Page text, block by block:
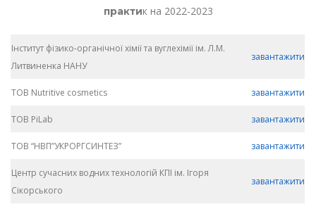
практик на 2022-2023
Інститут фізико-органічної хімії та вуглехімії ім. Л.М.
Литвиненка НАНУ
завантажити
ТОВ Nutritive cosmetics завантажити
ТОВ PiLab завантажити
ТОВ “НВП”УКРОРГСИНТЕЗ” завантажити
Центр сучасних водних технологій КПІ ім. Ігоря
Сікорського
завантажити